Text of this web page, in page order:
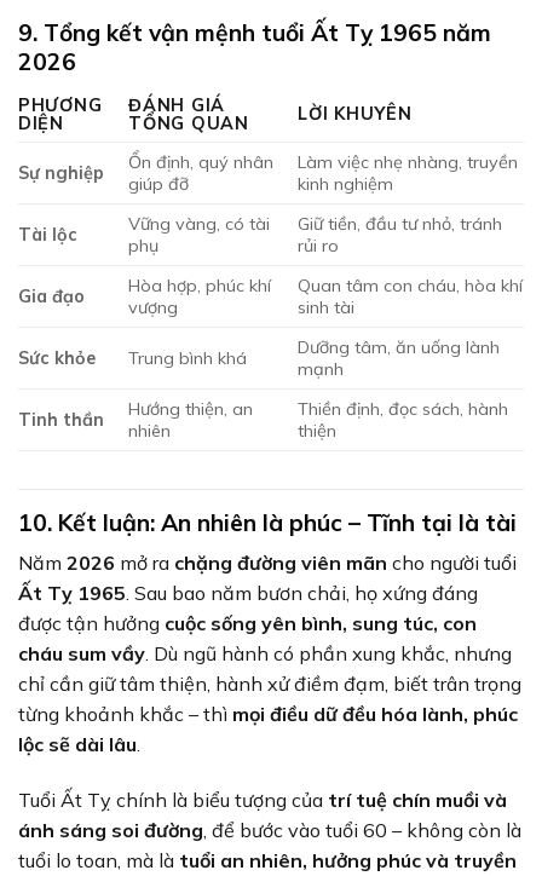
9. Tổng kết vận mệnh tuổi Ất Tỵ 1965 năm
2026
PHƯƠNG
DIỆN
ĐÁNH GIÁ
TỔNG QUAN
LỜI KHUYÊN
Sự nghiệp
Ổn định, quý nhân
giúp đỡ
Làm việc nhẹ nhàng, truyền
kinh nghiệm
Tài lộc
Vững vàng, có tài
phụ
Giữ tiền, đầu tư nhỏ, tránh
rủi ro
Gia đạo
Hòa hợp, phúc khí
vượng
Quan tâm con cháu, hòa khí
sinh tài
Sức khỏe Trung bình khá
Dưỡng tâm, ăn uống lành
mạnh
Tinh thần
Hướng thiện, an
nhiên
Thiền định, đọc sách, hành
thiện
10. Kết luận: An nhiên là phúc – Tĩnh tại là tài
Năm 2026 mở ra chặng đường viên mãn cho người tuổi
Ất Tỵ 1965. Sau bao năm bươn chải, họ xứng đáng
được tận hưởng cuộc sống yên bình, sung túc, con
cháu sum vầy. Dù ngũ hành có phần xung khắc, nhưng
chỉ cần giữ tâm thiện, hành xử điềm đạm, biết trân trọng
từng khoảnh khắc – thì mọi điều dữ đều hóa lành, phúc
lộc sẽ dài lâu.
Tuổi Ất Tỵ chính là biểu tượng của trí tuệ chín muồi và
ánh sáng soi đường , để bước vào tuổi 60 – không còn là
tuổi lo toan, mà là tuổi an nhiên, hưởng phúc và truyền